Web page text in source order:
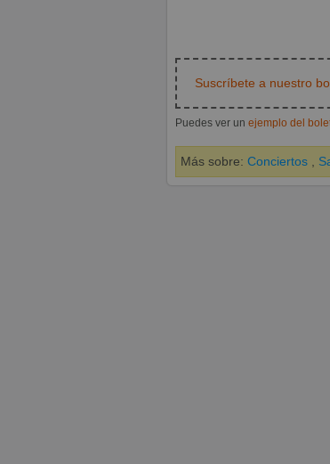
Suscríbete a nuestro
Puedes ver un ejemplo del
Más sobre: Conciertos